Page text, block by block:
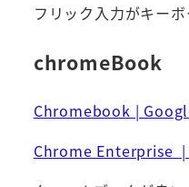
フリック入力がキー
chromeBook
Chromebook |
Chrome Enterprise